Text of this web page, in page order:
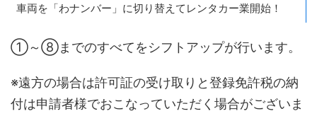
車両を「わナンバー」に切り替えてレンタカー業開始！
①～⑧までのすべてをシフトアップが行います。
※遠方の場合は許可証の受け取りと登録免許税の納
付は申請者様でおこなっていただく場合がございま